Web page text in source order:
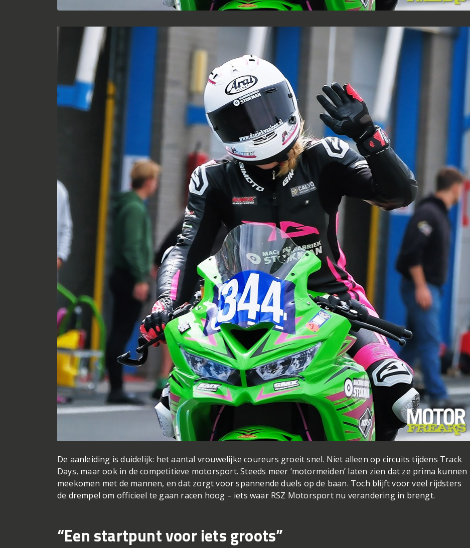
De aanleiding is duidelijk: het aantal vrouwelijke coureurs groeit snel. Niet alleen op circuits tijdens Track
Days, maar ook in de competitieve motorsport. Steeds meer ‘motormeiden’ laten zien dat ze prima kunnen
meekomen met de mannen, en dat zorgt voor spannende duels op de baan. Toch blijft voor veel rijdsters
de drempel om officieel te gaan racen hoog – iets waar RSZ Motorsport nu verandering in brengt.
“Een startpunt voor iets groots”